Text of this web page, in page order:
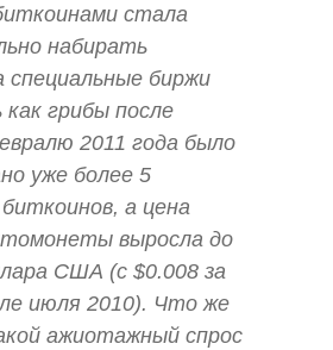
стала
набирать
биржи
как грибы после
2011 года было
уже более 5
а цена
выросла до
США (с $0.008 за
июля 2010). Что же
ажиотажный спрос